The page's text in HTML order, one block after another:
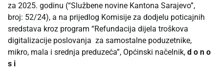
za 2025. godinu (“Službene novine Kantona Sarajevo”,
broj: 52/24), a na prijedlog Komisije za dodjelu poticajnih
sredstava kroz program “Refundacija dijela troškova
digitalizacije poslovanja za samostalne poduzetnike,
mikro, mala i srednja preduzeća”, Općinski načelnik, d o n o
s i